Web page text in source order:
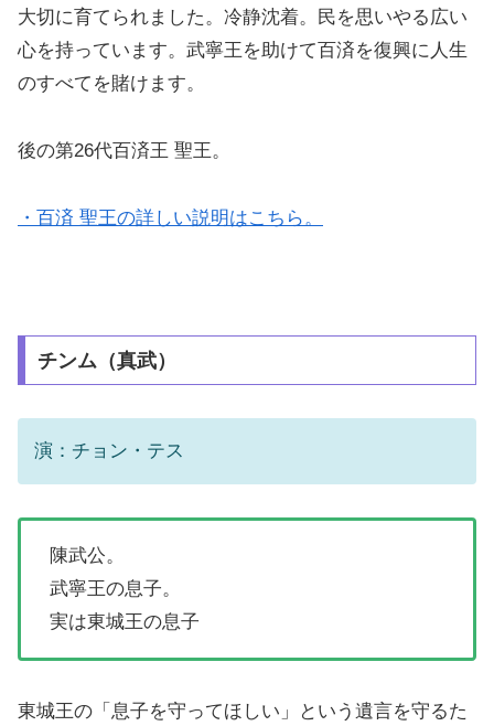
大切に育てられました。冷静沈着。民を思いやる広い
心を持っています。武寧王を助けて百済を復興に人生
のすべてを賭けます。
後の第26代百済王 聖王。
・百済 聖王の詳しい説明はこちら。
チンム（真武）
演：チョン・テス
陳武公。
武寧王の息子。
実は東城王の息子
東城王の「息子を守ってほしい」という遺言を守るた